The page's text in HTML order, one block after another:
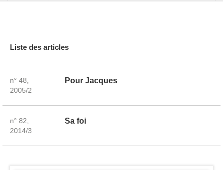
Liste des articles
n° 48,
2005/2
Pour Jacques
n° 82,
2014/3
Sa foi